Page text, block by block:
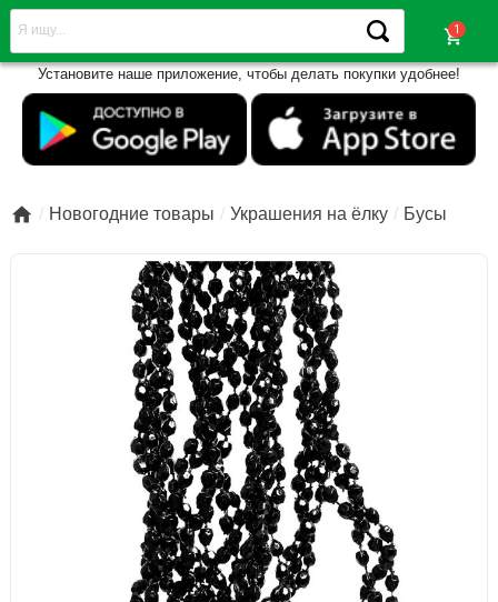
shopping_cart
Установите наше приложение, чтобы делать покупки удобнее!
 Новогодние товары Украшения на ёлку Бусы